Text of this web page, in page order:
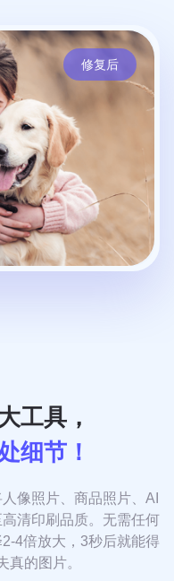
修复后
工具，
细节！
像照片、商品照片、AI
清印刷品质。无需任何
4倍放大，3秒后就能得
真的图片。